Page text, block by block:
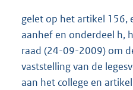
gelet op het artikel 156,
aanhef en onderdeel h,
raad (24-09-2009) om
vaststelling van de
aan het college en